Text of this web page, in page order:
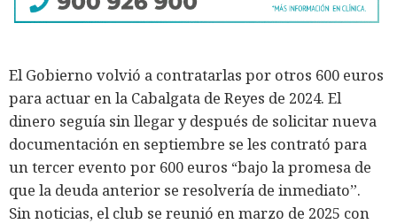
El Gobierno volvió a contratarlas por otros 600 euros
para actuar en la Cabalgata de Reyes de 2024. El
dinero seguía sin llegar y después de solicitar nueva
documentación en septiembre se les contrató para
un tercer evento por 600 euros “bajo la promesa de
que la deuda anterior se resolvería de inmediato”.
Sin noticias, el club se reunió en marzo de 2025 con